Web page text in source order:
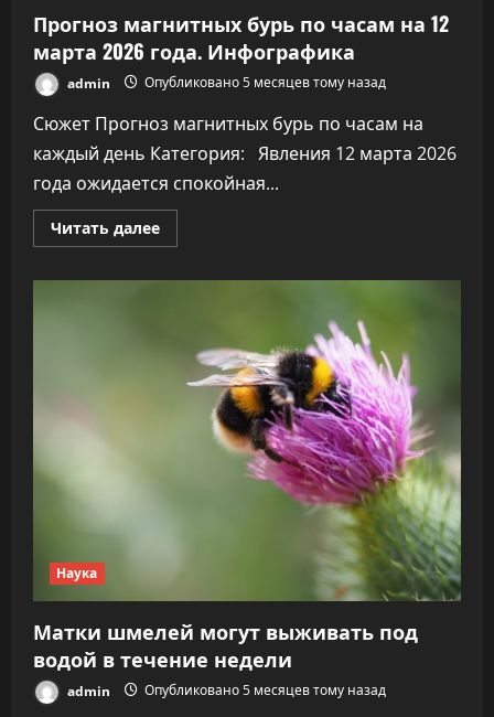
Прогноз магнитных бурь по часам на 12
марта 2026 года. Инфографика
admin Опубликовано 5 месяцев тому назад
Сюжет Прогноз магнитных бурь по часам на
каждый день Категория: Явления 12 марта 2026
года ожидается спокойная...
Читать далееПрочитать
больше
марта
Инфографика
Наука
Матки шмелей могут выживать под
водой в течение недели
admin Опубликовано 5 месяцев тому назад